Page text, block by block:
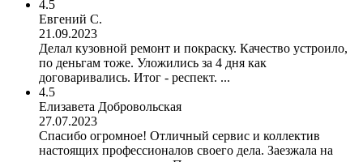
4.5
Евгений С.
21.09.2023
Делал кузовной ремонт и покраску. Качество устроило,
по деньгам тоже. Уложились за 4 дня как
договаривались. Итог - респект. ...
4.5
Елизавета Добровольская
27.07.2023
Спасибо огромное! Отличный сервис и коллектив
настоящих профессионалов своего дела. Заезжала на